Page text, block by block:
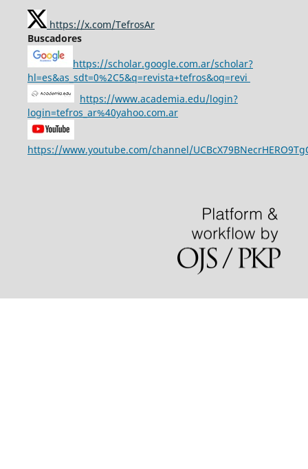
https://x.com/TefrosAr
Buscadores
https://scholar.google.com.ar/scholar?
hl=es&as_sdt=0%2C5&q=revista+tefros&oq=revi
https://www.academia.edu/login?
login=tefros_ar%40yahoo.com.ar
https://www.youtube.com/channel/